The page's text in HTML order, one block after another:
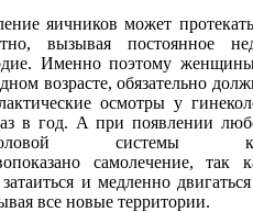
яичников может
вызывая постоянное
Именно поэтому
возрасте, обязательно
осмотры у
в год. А при появлении
системы
самолечение, так
и медленно
все новые территории.